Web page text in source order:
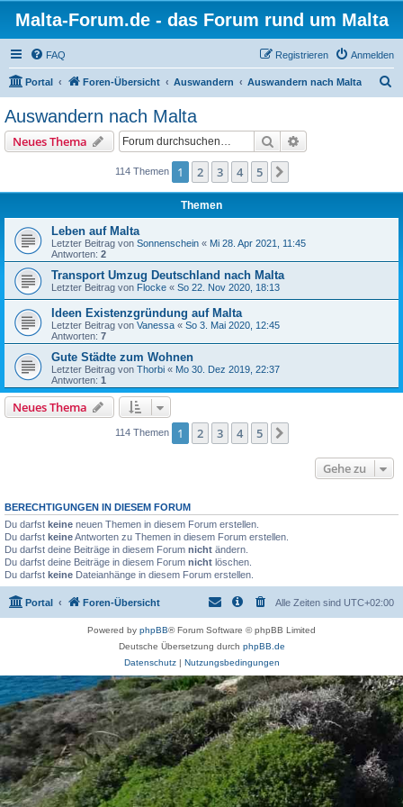
Malta-Forum.de - das Forum rund um Malta
FAQ Anmelden
Registrieren
Portal Foren-Übersicht Auswandern Auswandern nach Malta
Auswandern nach Malta
Neues Thema Suche
114 Themen 1 2 3 4 5
Themen
Leben auf Malta
Letzter Beitrag von Sonnenschein « Mi 28. Apr 2021, 11:45
Antworten: 2
Transport Umzug Deutschland nach Malta
Letzter Beitrag von Flocke « So 22. Nov 2020, 18:13
Ideen Existenzgründung auf Malta
Letzter Beitrag von Vanessa « So 3. Mai 2020, 12:45
Antworten: 7
Gute Städte zum Wohnen
Letzter Beitrag von Thorbi « Mo 30. Dez 2019, 22:37
Antworten: 1
Neues Thema
114 Themen 1 2 3 4 5
Gehe zu
BERECHTIGUNGEN IN DIESEM FORUM
Du darfst keine neuen Themen in diesem Forum erstellen.
Du darfst keineAntworten zu Themen in diesem Forum erstellen.
Du darfst deine Beiträge in diesem Forum nicht ändern.
Du darfst deine Beiträge in diesem Forum nicht löschen.
Du darfst keine Dateianhänge in diesem Forum erstellen.
Portal Foren-Übersicht Alle Zeiten sind UTC+02:00
Powered by phpBB® Forum Software © phpBB Limited
Deutsche Übersetzung durch phpBB.de
Datenschutz| Nutzungsbedingungen